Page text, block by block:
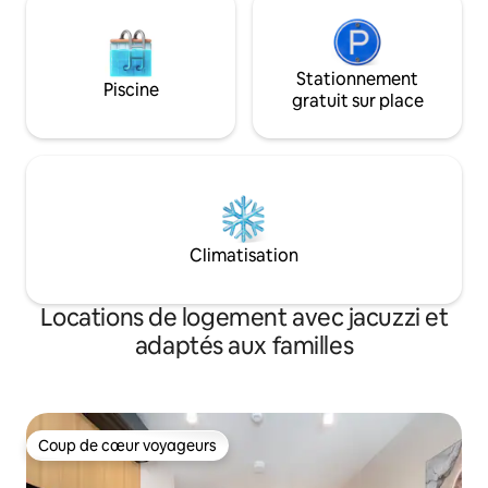
Piscine
Stationnement
gratuit sur place
Climatisation
Locations de logement avec jacuzzi et
adaptés aux familles
Coup de cœur voyageurs
Coup de cœur voyageurs